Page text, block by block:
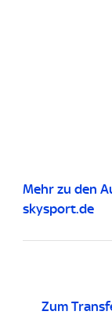
Mehr zu den
skysport.de
Zum